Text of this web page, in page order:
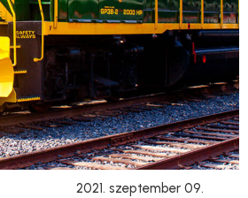
2021. szeptember 09.